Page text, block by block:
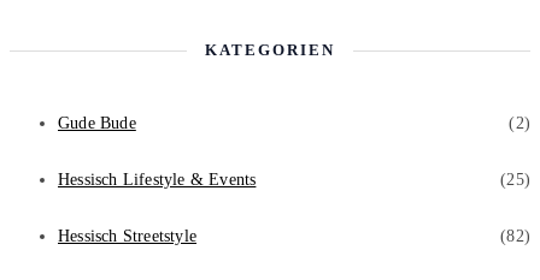
KATEGORIEN
Gude Bude (2)
Hessisch Lifestyle & Events (25)
Hessisch Streetstyle (82)